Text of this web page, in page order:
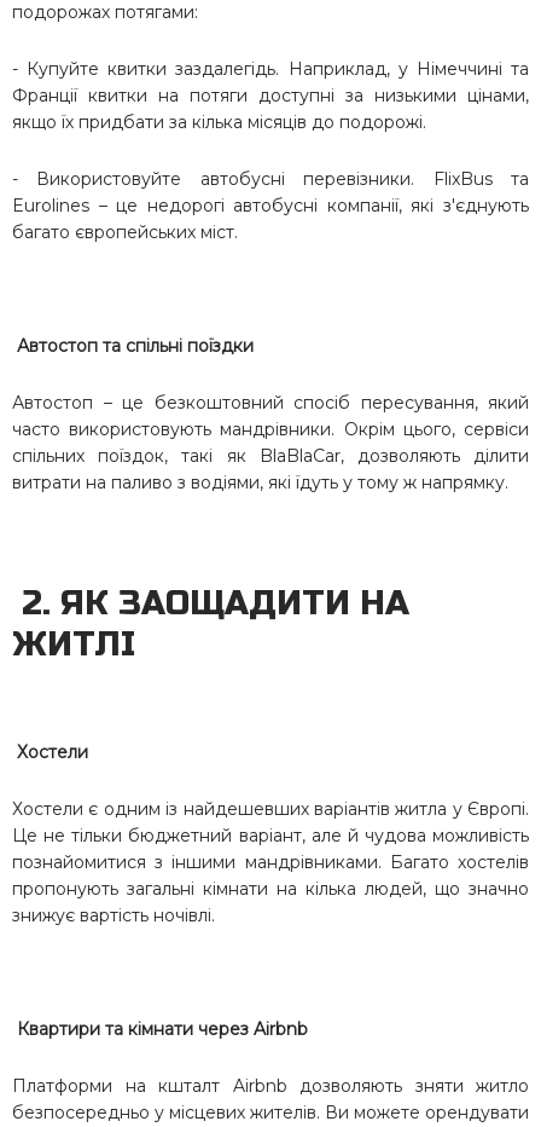
подорожах потягами:
- Купуйте квитки заздалегідь. Наприклад, у Німеччині та
Франції квитки на потяги доступні за низькими цінами,
якщо їх придбати за кілька місяців до подорожі.
- Використовуйте автобусні перевізники. FlixBus та
Eurolines – це недорогі автобусні компанії, які з'єднують
багато європейських міст.
Автостоп та спільні поїздки
Автостоп – це безкоштовний спосіб пересування, який
часто використовують мандрівники. Окрім цього, сервіси
спільних поїздок, такі як BlaBlaCar, дозволяють ділити
витрати на паливо з водіями, які їдуть у тому ж напрямку.
2. ЯК ЗАОЩАДИТИ НА
ЖИТЛІ
Хостели
Хостели є одним із найдешевших варіантів житла у Європі.
Це не тільки бюджетний варіант, але й чудова можливість
познайомитися з іншими мандрівниками. Багато хостелів
пропонують загальні кімнати на кілька людей, що значно
знижує вартість ночівлі.
Квартири та кімнати через Airbnb
Платформи на кшталт Airbnb дозволяють зняти житло
безпосередньо у місцевих жителів. Ви можете орендувати